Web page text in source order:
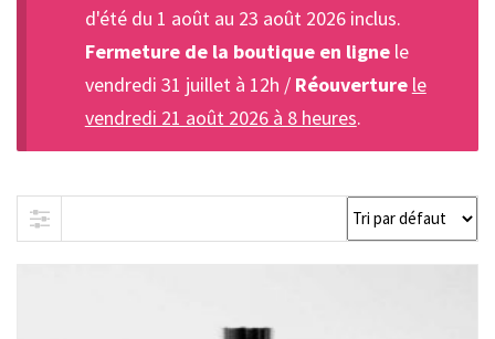
d'été du 1 août au 23 août 2026 inclus.
Fermeture de la boutique en lignele
vendredi 31 juillet à 12h / Réouverture le
vendredi 21 août 2026 à 8 heures.